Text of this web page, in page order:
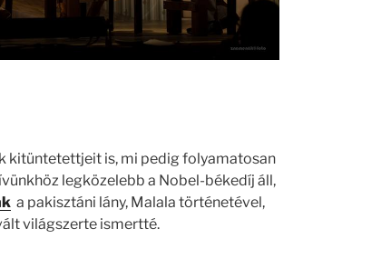
kitüntetettjeit is, mi pedig folyamatosan
legközelebb a Nobel-békedíj áll,
a pakisztáni lány, Malala történetével,
világszerte ismertté.